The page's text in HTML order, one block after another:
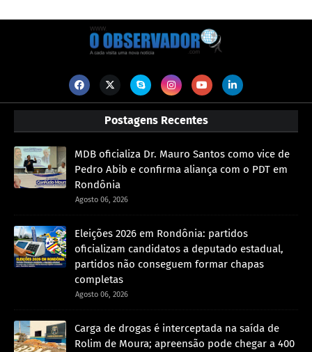
Postagens Recentes
MDB oficializa Dr. Mauro Santos como vice de
Pedro Abib e confirma aliança com o PDT em
Rondônia
Agosto 06, 2026
Eleições 2026 em Rondônia: partidos
oficializam candidatos a deputado estadual,
partidos não conseguem formar chapas
completas
Agosto 06, 2026
Carga de drogas é interceptada na saída de
Rolim de Moura; apreensão pode chegar a 400